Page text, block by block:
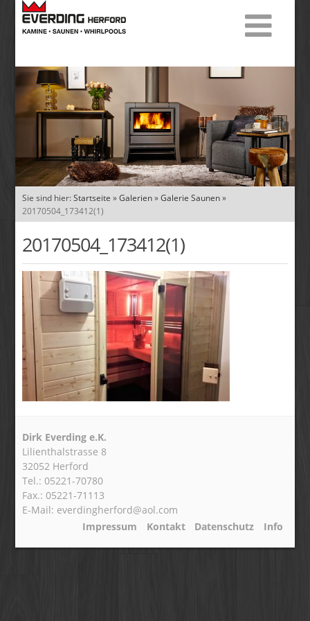
Sie sind hier:Startseite »Galerien»Galerie Saunen»
20170504_173412(1)
20170504_173412(1)
Dirk Everding e.K.
Lilienthalstrasse 8
32052 Herford
Tel.: 05221-70780
Fax.: 05221-71113
E-Mail: everdingherford@aol.com
Impressum
Kontakt Datenschutz Info